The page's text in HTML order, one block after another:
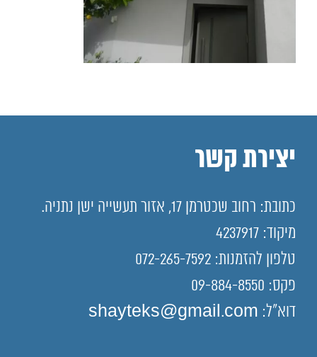
יצירת קשר
כתובת: רחוב שכטרמן 17, אזור תעשייה ישן נתניה.
מיקוד: 4237917
טלפון להזמנות: 072-265-7592
פקס: 09-884-8550
דוא"ל: shayteks@gmail.com